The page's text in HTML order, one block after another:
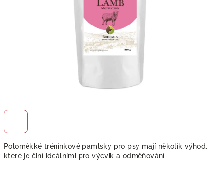
Poloměkké tréninkové pamlsky pro psy mají několik výhod,
které je činí ideálními pro výcvik a odměňování.